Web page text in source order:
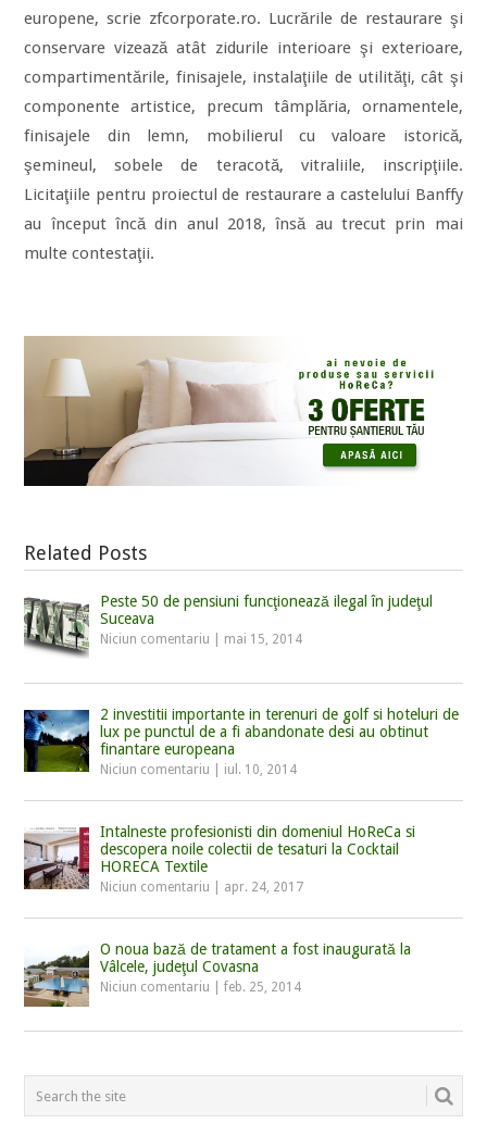
europene, scrie zfcorporate.ro. Lucrările de restaurare şi
conservare vizează atât zidurile interioare şi exterioare,
compartimentările, finisajele, instalaţiile de utilităţi, cât şi
componente artistice, precum tâmplăria, ornamentele,
finisajele din lemn, mobilierul cu valoare istorică,
şemineul, sobele de teracotă, vitraliile, inscripţiile.
Licitaţiile pentru proiectul de restaurare a castelului Banffy
au început încă din anul 2018, însă au trecut prin mai
multe contestaţii.
Related Posts
Peste 50 de pensiuni funcţionează ilegal în judeţul
Suceava
Niciun comentariu mai 15, 2014
2 investitii importante in terenuri de golf si hoteluri de
lux pe punctul de a fi abandonate desi au obtinut
finantare europeana
Niciun comentariu iul. 10, 2014
Intalneste profesionisti din domeniul HoReCa si
descopera noile colectii de tesaturi la Cocktail
HORECA Textile
Niciun comentariu apr. 24, 2017
O noua bază de tratament a fost inaugurată la
Vâlcele, judeţul Covasna
Niciun comentariu |feb. 25, 2014